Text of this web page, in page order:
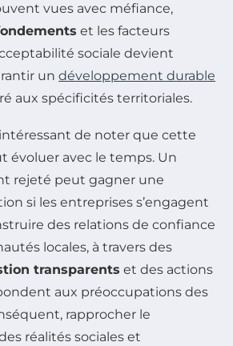
vues avec méfiance,
et les facteurs
sociale devient
un développement durable
aux spécificités territoriales.
de noter que cette
évoluer avec le temps. Un
rejeté peut gagner une
si les entreprises s’engagent
des relations de confiance
locales, à travers des
transparents et des actions
aux préoccupations des
rapprocher le
réalités sociales et